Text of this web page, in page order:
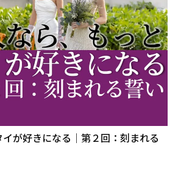
マー
ウボンラーチャターニー
（ウボン）
ルーイ
ナコーンパノム
ノーンブアランプー
マハーサーラカーム
ヤソートーン
が好きになる｜第２回：刻まれる